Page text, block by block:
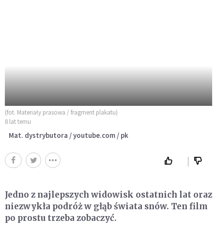
(fot. Materiały prasowa / fragment plakatu)
8 lat temu
Mat. dystrybutora / youtube.com / pk
Jedno z najlepszych widowisk ostatnich lat oraz
niezwykła podróż w głąb świata snów. Ten film
po prostu trzeba zobaczyć.